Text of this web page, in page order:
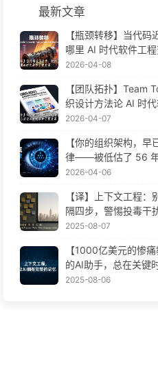
最新文章
【瓶颈转移】当代
哪里 AI 时代软件工
2026-04-08
【团队拓扑】
织设计方法论 AI 时
2026-04-07
【你的组织架构，
律——被低估了 56 年
程变革——慢慢学
2026-04-06
【译】上下文工程
隔四步，警惕投毒
慢慢学AI170
2025-08-07
【1000亿美元的惨
的AI助手，总在关键
现90%性能提升？
2025-08-06